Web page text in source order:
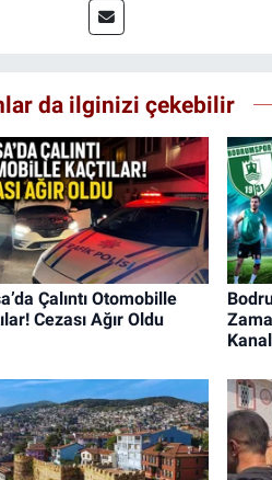
da ilginizi çekebilir
Çalıntı Otomobille
Cezası Ağır Oldu